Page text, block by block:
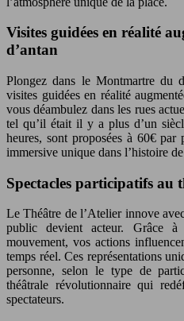
Visites guidées en réalité
d’antan
Plongez dans le Montmartre du
visites guidées en réalité
vous déambulez dans les rues
tel qu’il était il y a plus d’un
heures, sont proposées à 60€ par
immersive unique dans l’histoire
Spectacles participatifs au
Le Théâtre de l’Atelier innove
public devient acteur. Grâce
mouvement, vos actions
temps réel. Ces représentations
personne, selon le type de
théâtrale révolutionnaire qui
spectateurs.